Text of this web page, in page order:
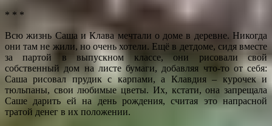
* * *
Всю жизнь Саша и Клава мечтали о доме в деревне. Никогда
они там не жили, но очень хотели. Ещё в детдоме, сидя вместе
за партой в выпускном классе, они рисовали свой
собственный дом на листе бумаги, добавляя что-то от себя:
Саша рисовал прудик с карпами, а Клавдия – курочек и
тюльпаны, свои любимые цветы. Их, кстати, она запрещала
Саше дарить ей на день рождения, считая это напрасной
тратой денег в их положении.